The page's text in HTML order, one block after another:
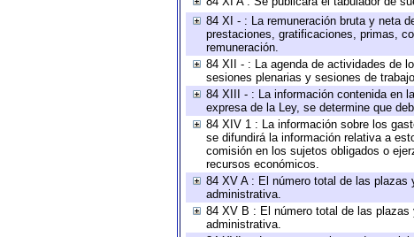
84 XI - : La remuneración bruta y neta
prestaciones, gratificaciones, primas,
remuneración.
84 XII - : La agenda de actividades de
sesiones plenarias y sesiones de
84 XIII - : La información contenida en
expresa de la Ley, se determine que
84 XIV 1 : La información sobre los
se difundirá la información relativa a
comisión en los sujetos obligados o
recursos económicos.
84 XV A : El número total de las
administrativa.
84 XV B : El número total de las
administrativa.